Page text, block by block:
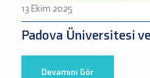
13 Ekim 2025
Padova Üniversitesi
Devamını Gör